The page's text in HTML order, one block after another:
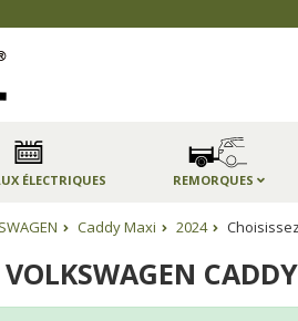
ÉLECTRIQUES REMORQUES
Caddy Maxi 2024